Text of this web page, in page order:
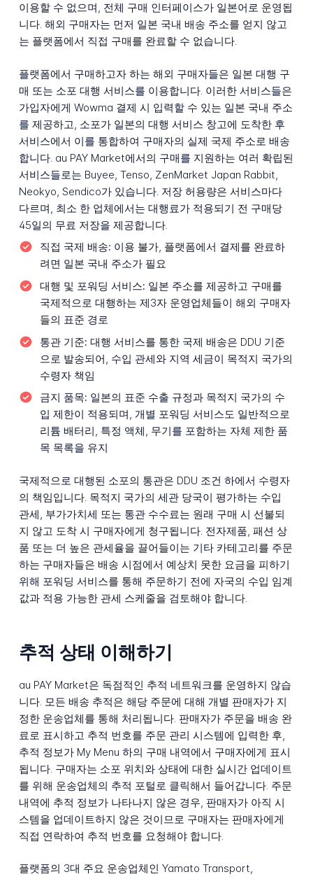
이용할 수 없으며, 전체 구매 인터페이스가 일본어로 운영됩
니다. 해외 구매자는 먼저 일본 국내 배송 주소를 얻지 않고
는 플랫폼에서 직접 구매를 완료할 수 없습니다.
플랫폼에서 구매하고자 하는 해외 구매자들은 일본 대행 구
매 또는 소포 대행 서비스를 이용합니다. 이러한 서비스들은
가입자에게 Wowma 결제 시 입력할 수 있는 일본 국내 주소
를 제공하고, 소포가 일본의 대행 서비스 창고에 도착한 후
서비스에서 이를 통합하여 구매자의 실제 국제 주소로 배송
합니다. au PAY Market에서의 구매를 지원하는 여러 확립된
서비스들로는 Buyee, Tenso, ZenMarket Japan Rabbit,
Neokyo, Sendico가 있습니다. 저장 허용량은 서비스마다
다르며, 최소 한 업체에서는 대행료가 적용되기 전 구매당
45일의 무료 저장을 제공합니다.
직접 국제 배송: 이용 불가, 플랫폼에서 결제를 완료하
려면 일본 국내 주소가 필요
대행 및 포워딩 서비스: 일본 주소를 제공하고 구매를
국제적으로 대행하는 제3자 운영업체들이 해외 구매자
들의 표준 경로
통관 기준: 대행 서비스를 통한 국제 배송은 DDU 기준
으로 발송되어, 수입 관세와 지역 세금이 목적지 국가의
수령자 책임
금지 품목: 일본의 표준 수출 규정과 목적지 국가의 수
입 제한이 적용되며, 개별 포워딩 서비스도 일반적으로
리튬 배터리, 특정 액체, 무기를 포함하는 자체 제한 품
목 목록을 유지
국제적으로 대행된 소포의 통관은 DDU 조건 하에서 수령자
의 책임입니다. 목적지 국가의 세관 당국이 평가하는 수입
관세, 부가가치세 또는 통관 수수료는 원래 구매 시 선불되
지 않고 도착 시 구매자에게 청구됩니다. 전자제품, 패션 상
품 또는 더 높은 관세율을 끌어들이는 기타 카테고리를 주문
하는 구매자들은 배송 시점에서 예상치 못한 요금을 피하기
위해 포워딩 서비스를 통해 주문하기 전에 자국의 수입 임계
값과 적용 가능한 관세 스케줄을 검토해야 합니다.
추적 상태 이해하기
au PAY Market은 독점적인 추적 네트워크를 운영하지 않습
니다. 모든 배송 추적은 해당 주문에 대해 개별 판매자가 지
정한 운송업체를 통해 처리됩니다. 판매자가 주문을 배송 완
료로 표시하고 추적 번호를 주문 관리 시스템에 입력한 후,
추적 정보가 My Menu 하의 구매 내역에서 구매자에게 표시
됩니다. 구매자는 소포 위치와 상태에 대한 실시간 업데이트
를 위해 운송업체의 추적 포털로 클릭해서 들어갑니다. 주문
내역에 추적 정보가 나타나지 않은 경우, 판매자가 아직 시
스템을 업데이트하지 않은 것이므로 구매자는 판매자에게
직접 연락하여 추적 번호를 요청해야 합니다.
플랫폼의 3대 주요 운송업체인 Yamato Transport,